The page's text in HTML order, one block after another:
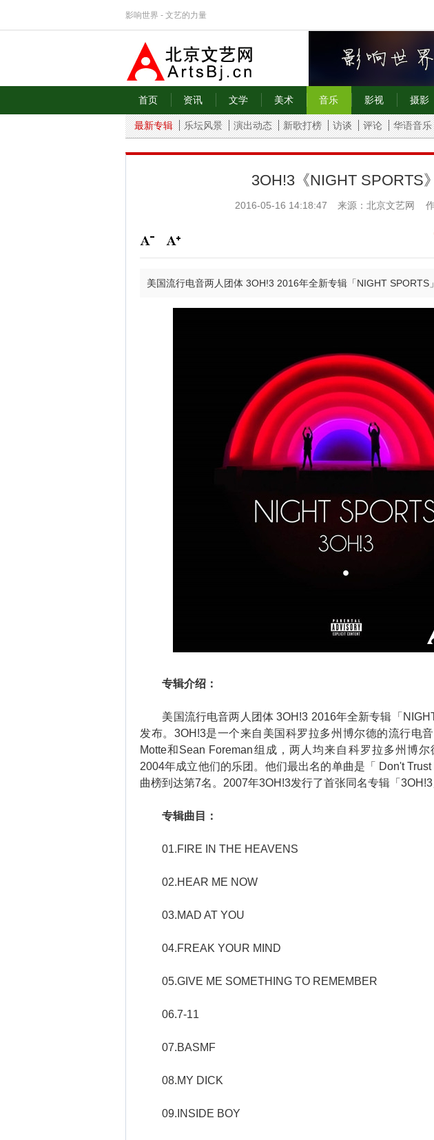
影响世界 - 文艺的力量
首页 资讯 文学 美术 音乐 影视 摄影
最新专辑
乐坛风景 演出动态 新歌打榜 访谈 评论 华语音乐
3OH!3《NIGHT SPORTS》
2016-05-16 14:18:47 来源：北京文艺网 作
美国流行电音两人团体 3OH!3 2016年全新专辑「NIGHT SPORTS
专辑介绍：
美国流行电音两人团体 3OH!3 2016年全新专辑「
发布。3OH!3是一个来自美国科罗拉多州博尔德的流行电
Motte和Sean Foreman组成，两人均来自科罗拉多州博尔
2004年成立他们的乐团。他们最出名的单曲是「 Don't
曲榜到达第7名。2007年3OH!3发行了首张同名专辑「3OH!3
专辑曲目：
01.FIRE IN THE HEAVENS
02.HEAR ME NOW
03.MAD AT YOU
04.FREAK YOUR MIND
05.GIVE ME SOMETHING TO REMEMBER
06.7-11
07.BASMF
08.MY DICK
09.INSIDE BOY